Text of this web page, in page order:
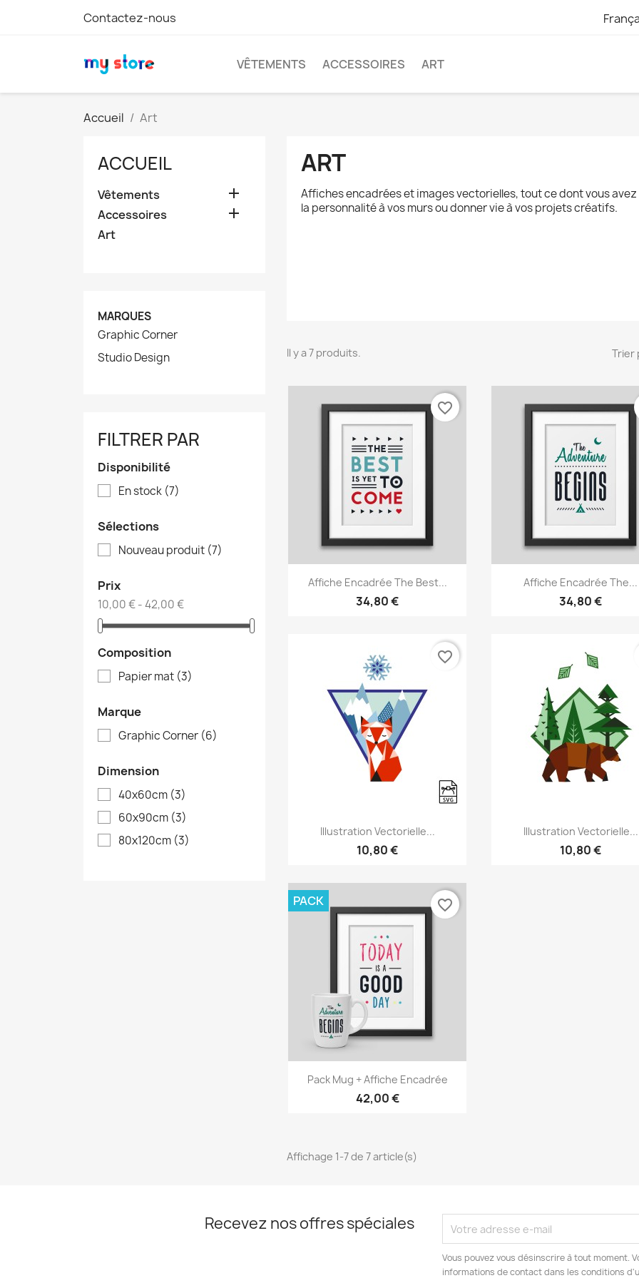
Contactez-nous
VÊTEMENTS ACCESSOIRES ART
Accueil Art
ACCUEIL
Vêtements 
Accessoires 
Art
MARQUES
Graphic Corner
Studio Design
FILTRER PAR
Disponibilité
En stock (7)
Sélections
Nouveau produit (7)
Prix
10,00 € - 42,00 €
Composition
Papier mat (3)
Marque
Graphic Corner (6)
Dimension
40x60cm (3)
60x90cm (3)
80x120cm (3)
ART
Affiches encadrées et images vectorielles, tout ce dont vous
la personnalité à vos murs ou donner vie à vos projets créatifs.
Il y a 7 produits. Trier
Aperçu rapide
Affiche Encadrée The Best...
34,80 €
favorite_border
Aperçu rapide
Affiche Encadrée The...
34,80 €
Aperçu rapide
Illustration Vectorielle...
10,80 €
favorite_border
Aperçu rapide
Illustration Vectorielle...
10,80 €
Aperçu rapide
Pack Mug + Affiche Encadrée
42,00 €
PACK favorite_border
Affichage 1-7 de 7 article(s)
Recevez nos offres spéciales
Vous pouvez vous désinscrire à tout moment.
informations de contact dans les conditions